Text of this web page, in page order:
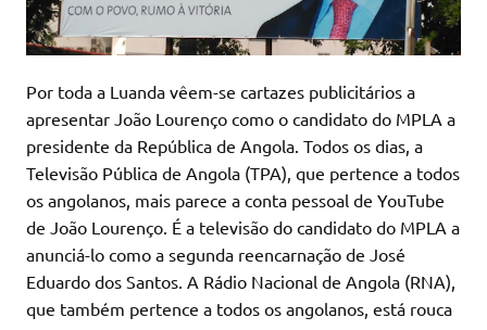
Por toda a Luanda vêem-se cartazes publicitários a
apresentar João Lourenço como o candidato do MPLA a
presidente da República de Angola. Todos os dias, a
Televisão Pública de Angola (TPA), que pertence a todos
os angolanos, mais parece a conta pessoal de YouTube
de João Lourenço. É a televisão do candidato do MPLA a
anunciá-lo como a segunda reencarnação de José
Eduardo dos Santos. A Rádio Nacional de Angola (RNA),
que também pertence a todos os angolanos, está rouca